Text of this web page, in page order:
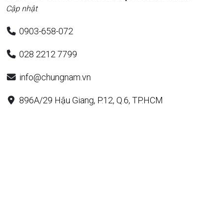
Cập nhật
0903-658-072
028 2212 7799
info@chungnam.vn
896A/29 Hậu Giang, P.12, Q.6, TP.HCM